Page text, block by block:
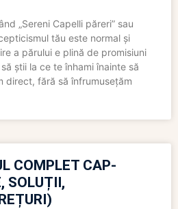
„Sereni Capelli păreri” sau
tău este normal și
a părului e plină de promisiuni
știi la ce te înhami înainte să
direct, fără să înfrumusețăm
COMPLET CAP-
SOLUȚII,